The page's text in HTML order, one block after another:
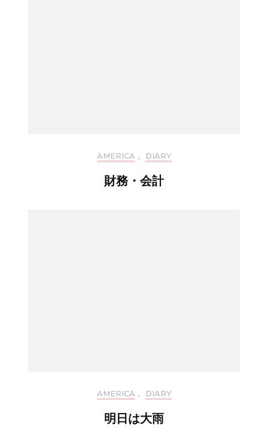
AMERICA , DIARY
財務・会計
AMERICA , DIARY
明日は大雨